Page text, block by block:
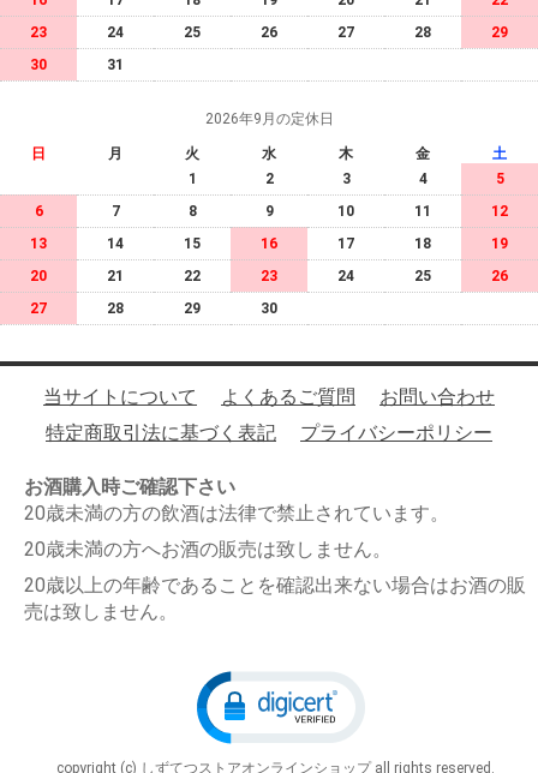
23
24 25 26 27 28
29
30
31
2026年9月の定休日
日 月 火 水 木 金
土
1
2 3 4
5
6
7 8 9 10 11
12
13
14 15 16 17 18
19
20
21 22 23 24 25
26
27
28 29 30
当サイトについて よくあるご質問
お問い合わせ
特定商取引法に基づく表記
プライバシーポリシー
お酒購入時ご確認下さい
20歳未満の方の飲酒は法律で禁止されています。
20歳未満の方へお酒の販売は致しません。
20歳以上の年齢であることを確認出来ない場合はお酒の販
売は致しません。
copyright (c) しずてつストアオンラインショップ all rights reserved.